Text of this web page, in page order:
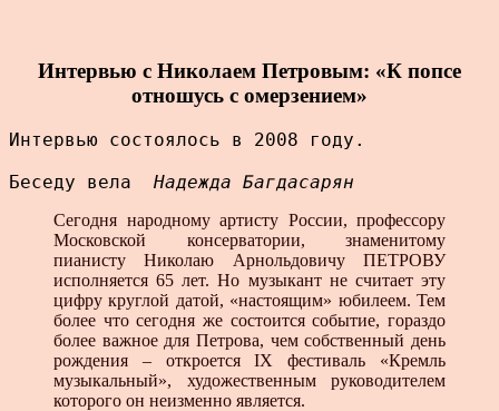
Интервью с Николаем Петровым: «К попсе
отношусь с омерзением»
Интервью состоялось в 2008 году.
Беседу вела Надежда Багдасарян
Сегодня народному артисту России, профессору
Московской консерватории, знаменитому
пианисту Николаю Арнольдовичу ПЕТРОВУ
исполняется 65 лет. Но музыкант не считает эту
цифру круглой датой, «настоящим» юбилеем. Тем
более что сегодня же состоится событие, гораздо
более важное для Петрова, чем собственный день
рождения – откроется IX фестиваль «Кремль
музыкальный», художественным руководителем
которого он неизменно является.